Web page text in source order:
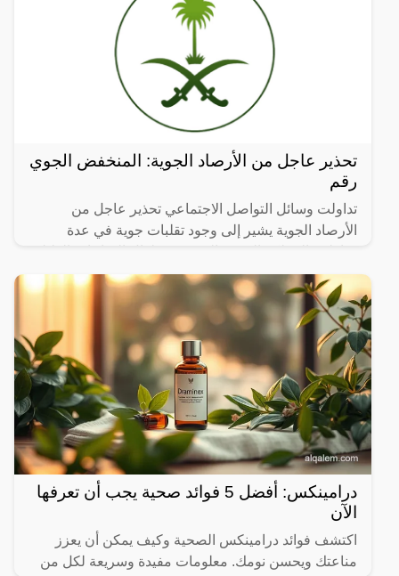
تحذير عاجل من الأرصاد الجوية: المنخفض الجوي
رقم
تداولت وسائل التواصل الاجتماعي تحذير عاجل من
الأرصاد الجوية يشير إلى وجود تقلبات جوية في عدة
القادمة، حيث
درامينكس: أفضل 5 فوائد صحية يجب أن تعرفها
الآن
اكتشف فوائد درامينكس الصحية وكيف يمكن أن يعزز
مناعتك ويحسن نومك. معلومات مفيدة وسريعة لكل من